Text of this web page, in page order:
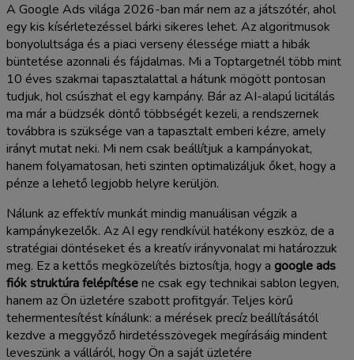
A Google Ads világa 2026-ban már nem az a játszótér, ahol
egy kis kísérletezéssel bárki sikeres lehet. Az algoritmusok
bonyolultsága és a piaci verseny élessége miatt a hibák
büntetése azonnali és fájdalmas. Mi a Toptargetnél több mint
10 éves szakmai tapasztalattal a hátunk mögött pontosan
tudjuk, hol csúszhat el egy kampány. Bár az AI-alapú licitálás
ma már a büdzsék döntő többségét kezeli, a rendszernek
továbbra is szüksége van a tapasztalt emberi kézre, amely
irányt mutat neki. Mi nem csak beállítjuk a kampányokat,
hanem folyamatosan, heti szinten optimalizáljuk őket, hogy a
pénze a lehető legjobb helyre kerüljön.
Nálunk az effektív munkát mindig manuálisan végzik a
kampánykezelők. Az AI egy rendkívül hatékony eszköz, de a
stratégiai döntéseket és a kreatív irányvonalat mi határozzuk
meg. Ez a kettős megközelítés biztosítja, hogy a google ads
fiók struktúra felépítésene csak egy technikai sablon legyen,
hanem az Ön üzletére szabott profitgyár. Teljes körű
tehermentesítést kínálunk: a mérések precíz beállításától
kezdve a meggyőző hirdetésszövegek megírásáig mindent
leveszünk a válláról, hogy Ön a saját üzletére